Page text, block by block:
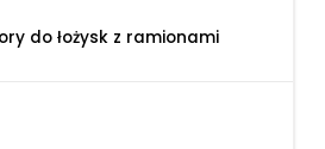
do łożysk z ramionami